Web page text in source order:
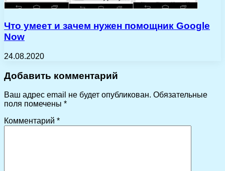
Что умеет и зачем нужен помощник Google
Now
24.08.2020
Добавить комментарий
Ваш адрес email не будет опубликован. Обязательные
поля помечены *
Комментарий *